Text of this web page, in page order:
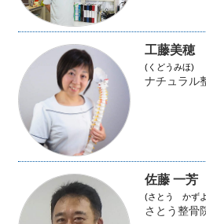
工藤美穂
(くどうみほ)
ナチュラル
佐藤 一芳
(さとう かず
さとう整骨